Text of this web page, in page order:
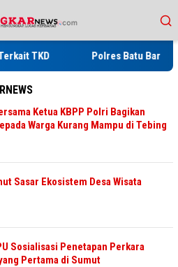
TKD Polres Batu Bara
Ketua KBPP Polri Bagikan
Warga Kurang Mampu di Tebing
Sasar Ekosistem Desa Wisata
Sosialisasi Penetapan Perkara
Pertama di Sumut